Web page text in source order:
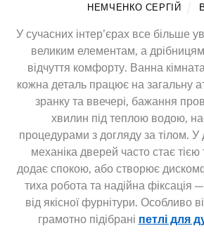
НЕМЧЕНКО СЕРГІЙ
У сучасних інтер’єрах все більше
великим елементам, а
відчуття комфорту. Ванна
кожна деталь працює на загальну
зранку та ввечері, бажання
хвилин під теплою водою,
процедурами з догляду за тілом. У
механіка дверей часто стає
додає спокою, або створює
тиха робота та надійна фіксація
від якісної фурнітури. Особливо
грамотно підібрані петлі для